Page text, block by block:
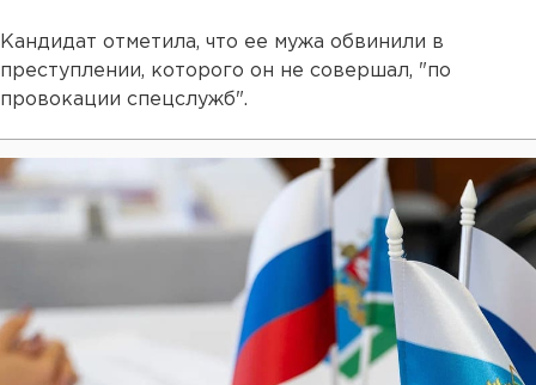
Кандидат отметила, что ее мужа обвинили в
преступлении, которого он не совершал, "по
провокации спецслужб".